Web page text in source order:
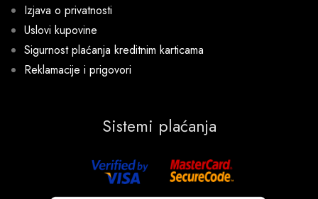
Izjava o privatnosti
Uslovi kupovine
Sigurnost plaćanja kreditnim karticama
Reklamacije i prigovori
Sistemi plaćanja